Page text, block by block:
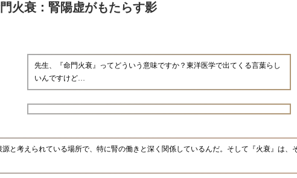
火衰：腎陽虚がもたらす影
先生、『命門火衰』ってどういう意味ですか？東洋医学で出てくる言葉らし
いんですけど…
と考えられている場所で、特に腎の働きと深く関係しているんだ。そして『火衰』は、